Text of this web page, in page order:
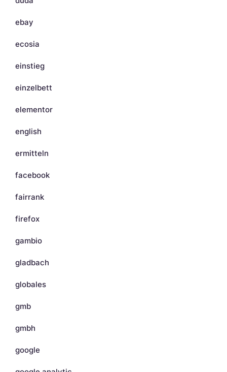
ebay
ecosia
einstieg
einzelbett
elementor
english
ermitteln
facebook
fairrank
firefox
gambio
gladbach
globales
gmb
gmbh
google